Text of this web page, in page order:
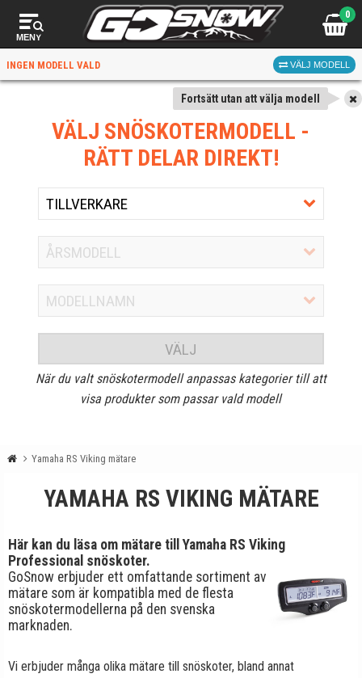
MENY
0
INGEN MODELL VALD VÄLJ MODELL
Fortsätt utan att välja modell
VÄLJ SNÖSKOTERMODELL -
RÄTT DELAR DIREKT!
VÄLJ
När du valt snöskotermodell anpassas kategorier till att
visa produkter som passar vald modell
Yamaha RS Viking mätare
YAMAHA RS VIKING MÄTARE
Här kan du läsa om mätare till Yamaha RS Viking
Professional snöskoter.
GoSnow erbjuder ett omfattande sortiment av
mätare som är kompatibla med de flesta
snöskotermodellerna på den svenska
marknaden.
Vi erbjuder många olika mätare till snöskoter, bland annat